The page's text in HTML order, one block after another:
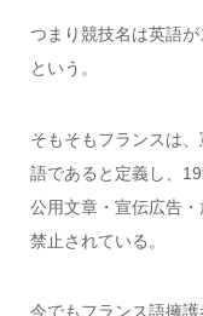
つまり競技名は英語
という。
そもそもフランスは
語であると定義し、
公用文章・宣伝広告
禁止されている。
今でもフランス語擁